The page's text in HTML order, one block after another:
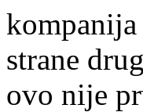
kompanija
strane
ovo nije